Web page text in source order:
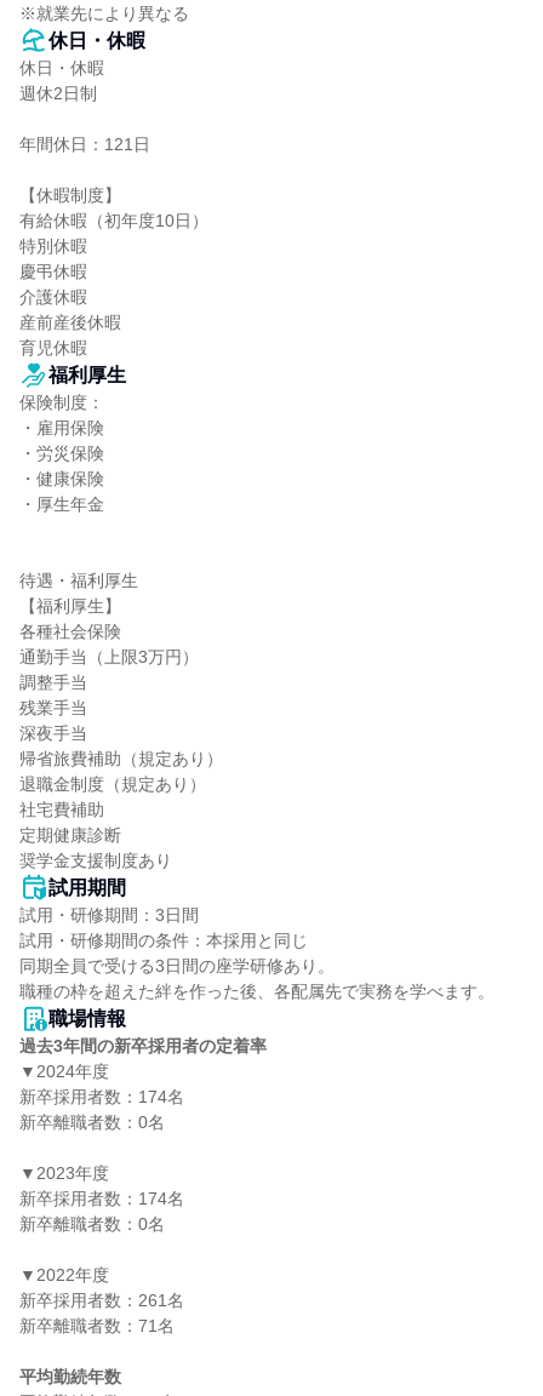
※就業先により異なる
休日・休暇
休日・休暇
週休2日制
年間休日：121日
【休暇制度】
有給休暇（初年度10日）
特別休暇
慶弔休暇
介護休暇
産前産後休暇
育児休暇
福利厚生
保険制度：
・雇用保険
・労災保険
・健康保険
・厚生年金
待遇・福利厚生
【福利厚生】
各種社会保険
通勤手当（上限3万円）
調整手当
残業手当
深夜手当
帰省旅費補助（規定あり）
退職金制度（規定あり）
社宅費補助
定期健康診断
奨学金支援制度あり
試用期間
試用・研修期間：3日間
試用・研修期間の条件：本採用と同じ
同期全員で受ける3日間の座学研修あり。
職場情報
過去3年間の新卒採用者の定着率
▼2024年度
新卒採用者数：174名
新卒離職者数：0名
▼2023年度
新卒採用者数：174名
新卒離職者数：0名
▼2022年度
新卒採用者数：261名
新卒離職者数：71名
平均勤続年数